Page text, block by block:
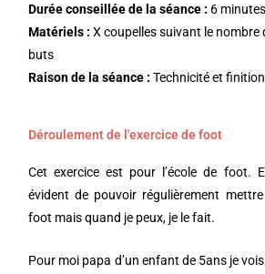
Durée conseillée de la séance : 6 minutes
Matériels :X coupelles suivant le nombre
buts
Raison de la séance : Technicité et finition
Déroulement de l'exercice de foot
Cet exercice est pour l’école de foot.
évident de pouvoir régulièrement
foot mais quand je peux, je le fait.
Pour moi papa d’un enfant de 5ans je